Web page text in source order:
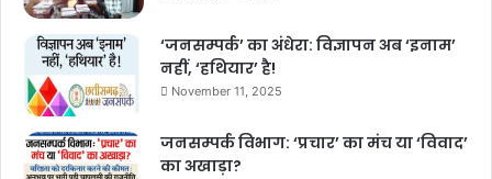
‘जनसम्पर्क’ का अंधेरा: विज्ञापन अब ‘इनाम’
नहीं, ‘हथियार’ है!
November 11, 2025
जनसम्पर्क विभाग: ‘प्रचार’ का मंच या ‘विवाद’
का अखाड़ा?